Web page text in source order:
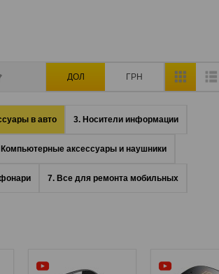
ДОЛ ГРН
в авто 3. Носители информации
Компьютерные аксессуары и наушники
7. Все для ремонта мобильных